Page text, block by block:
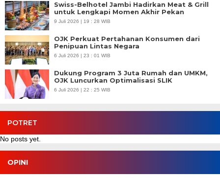
Swiss-Belhotel Jambi Hadirkan Meat & Grill
untuk Lengkapi Momen Akhir Pekan
9 Juli 2026 | 19 : 28 WIB
OJK Perkuat Pertahanan Konsumen dari
Penipuan Lintas Negara
6 Juli 2026 | 23 : 01 WIB
Dukung Program 3 Juta Rumah dan UMKM,
OJK Luncurkan Optimalisasi SLIK
6 Juli 2026 | 22 : 25 WIB
POTRET
No posts yet.
OPINI